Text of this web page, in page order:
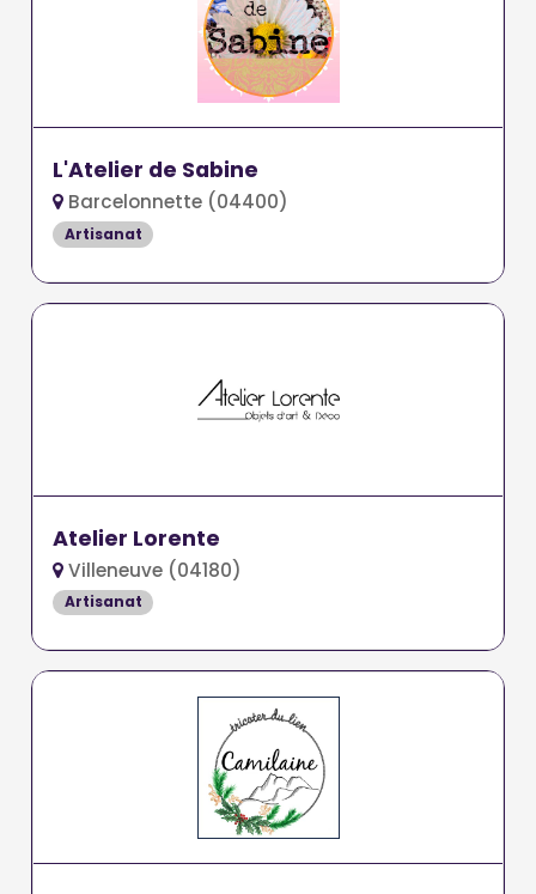
L'Atelier de Sabine
Barcelonnette (04400)
Artisanat
Atelier Lorente
Villeneuve (04180)
Artisanat